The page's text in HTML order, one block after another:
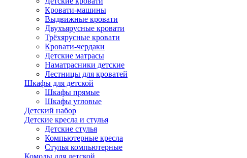
Кровати-машины
Выдвижные кровати
Двухъярусные кровати
Трёхярусные кровати
Кровати-чердаки
Детские матрасы
Наматрасники детские
Лестницы для кроватей
Шкафы для детской
Шкафы прямые
Шкафы угловые
Детский набор
Детские кресла и стулья
Детские стулья
Компьютерные кресла
Стулья компьютерные
Комоды для детской